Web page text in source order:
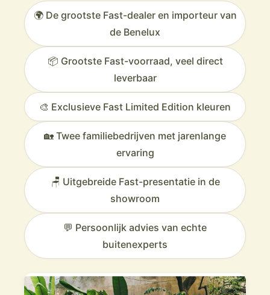
🌍 De grootste Fast-dealer en importeur van
de Benelux
📦 Grootste Fast-voorraad, veel direct
leverbaar
🎨 Exclusieve Fast Limited Edition kleuren
🏡 Twee familiebedrijven met jarenlange
ervaring
🪑 Uitgebreide Fast-presentatie in de
showroom
💬 Persoonlijk advies van echte
buitenexperts